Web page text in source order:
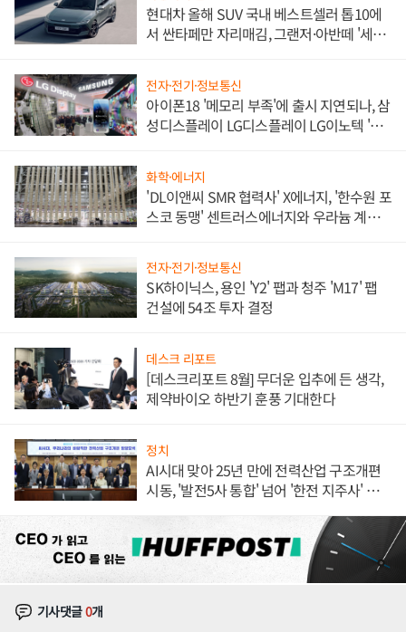
현대차 올해 SUV 국내 베스트셀러 톱10에
서 싼타페만 자리매김, 그랜저·아반떼 '세단
전자·전기·정보통신
아이폰18 '메모리 부족'에 출시 지연되나, 삼
성디스플레이 LG디스플레이 LG이노텍 '탈
화학·에너지
'DL이앤씨 SMR 협력사' X에너지, '한수원 포
스코 동맹' 센트러스에너지와 우라늄 계약
전자·전기·정보통신
SK하이닉스, 용인 'Y2' 팹과 청주 'M17' 팹
건설에 54조 투자 결정
데스크 리포트
[데스크리포트 8월] 무더운 입추에 든 생각,
제약바이오 하반기 훈풍 기대한다
정치
AI시대 맞아 25년 만에 전력산업 구조개편
시동, '발전5사 통합' 넘어 '한전 지주사' 재편
기사댓글0개